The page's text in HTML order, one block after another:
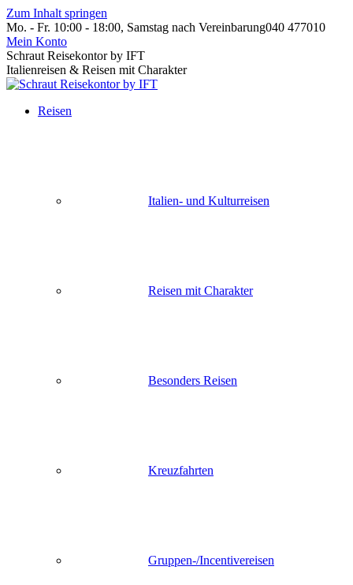
Zum Inhalt springen
Mo. - Fr. 10:00 - 18:00, Samstag nach Vereinbarung040 477010
Mein Konto
Schraut Reisekontor by IFT
Italienreisen & Reisen mit Charakter
Reisen
Italien- und Kulturreisen
Reisen mit Charakter
Besonders Reisen
Kreuzfahrten
Gruppen-/Incentivereisen